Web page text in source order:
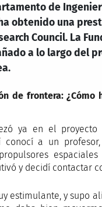
de
obtenido una
Council. La
a lo largo del
de frontera: ¿Cómo
ya en el
a un
y decidí contactar
estimulante, y supo